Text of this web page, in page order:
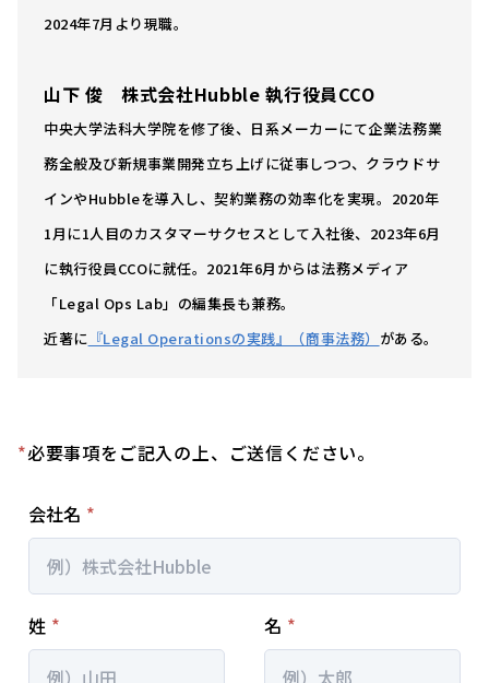
2024年7月より現職。
山下 俊 株式会社Hubble 執行役員CCO
中央大学法科大学院を修了後、日系メーカーにて企業法務業
務全般及び新規事業開発立ち上げに従事しつつ、クラウドサ
インやHubbleを導入し、契約業務の効率化を実現。2020年
1月に1人目のカスタマーサクセスとして入社後、2023年6月
に執行役員CCOに就任。2021年6月からは法務メディア
「Legal Ops Lab」の編集長も兼務。
近著に 『Legal Operationsの実践』（商事法務） がある。
*必要事項をご記入の上、ご送信ください。